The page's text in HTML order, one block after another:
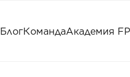
БлогКомандаАкадемия